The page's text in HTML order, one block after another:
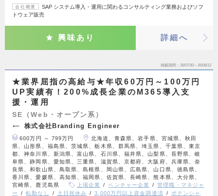
会社概要
SAP システム導入・運用に関わるコンサルティング業務およびソフ
トウェア販売
興味あり 詳細へ
掲載期間 26/07/30～26/08/12
★業界屈指の高給与★年収60万円～100万円
UP実績有！200%成長企業のM365導入支
援・運用
SE（Web・オープン系）
株式会社Branding Engineer
600万円 ～ 799万円
北海道、青森県、岩手県、宮城県、秋田
県、山形県、福島県、茨城県、栃木県、群馬県、埼玉県、千葉県、東京
都、神奈川県、新潟県、富山県、石川県、福井県、山梨県、長野県、岐
阜県、静岡県、愛知県、三重県、滋賀県、京都府、大阪府、兵庫県、奈
良県、和歌山県、鳥取県、島根県、岡山県、広島県、山口県、徳島県、
香川県、愛媛県、高知県、福岡県、佐賀県、長崎県、熊本県、大分県、
宮崎県、鹿児島県
上場企業 ベンチャー企業
管理職・マネジャ
ー
転勤なし 土日祝休み 3,000万円以上資金調達済
ポテンシャ